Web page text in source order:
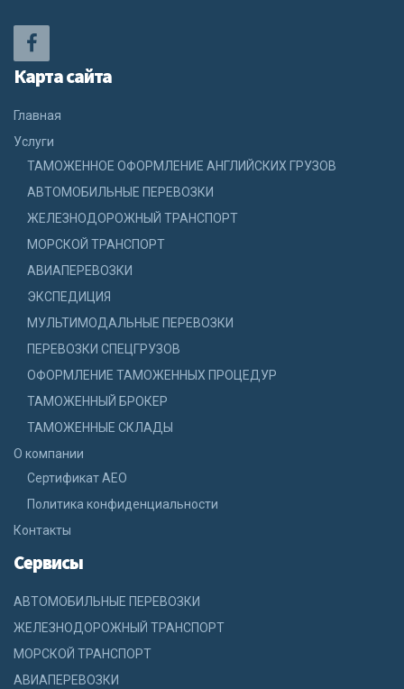
Карта сайта
Главная
Услуги
ТАМОЖЕННОЕ ОФОРМЛЕНИЕ АНГЛИЙСКИХ ГРУЗОВ
АВТОМОБИЛЬНЫЕ ПЕРЕВОЗКИ
ЖЕЛЕЗНОДОРОЖНЫЙ ТРАНСПОРТ
МОРСКОЙ ТРАНСПОРТ
АВИАПЕРЕВОЗКИ
ЭКСПЕДИЦИЯ
МУЛЬТИМОДАЛЬНЫЕ ПЕРЕВОЗКИ
ПЕРЕВОЗКИ СПЕЦГРУЗОВ
ОФОРМЛЕНИЕ ТАМОЖЕННЫХ ПРОЦЕДУР
ТАМОЖЕННЫЙ БРОКЕР
ТАМОЖЕННЫЕ СКЛАДЫ
О компании
Сертификат АЕО
Политика конфиденциальности
Контакты
Сервисы
АВТОМОБИЛЬНЫЕ ПЕРЕВОЗКИ
ЖЕЛЕЗНОДОРОЖНЫЙ ТРАНСПОРТ
МОРСКОЙ ТРАНСПОРТ
АВИАПЕРЕВОЗКИ